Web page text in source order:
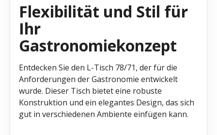
Flexibilität und Stil für
Ihr
Gastronomiekonzept
Entdecken Sie den L-Tisch 78/71, der für die
Anforderungen der Gastronomie entwickelt
wurde. Dieser Tisch bietet eine robuste
Konstruktion und ein elegantes Design, das sich
gut in verschiedenen Ambiente einfügen kann.